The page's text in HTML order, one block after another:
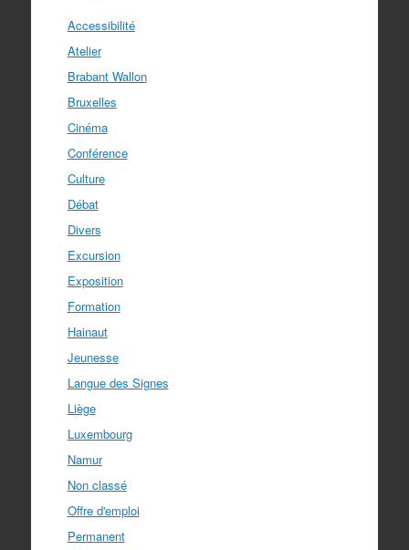
Accessibilité
Atelier
Brabant Wallon
Bruxelles
Cinéma
Conférence
Culture
Débat
Divers
Excursion
Exposition
Formation
Hainaut
Jeunesse
Langue des Signes
Liège
Luxembourg
Namur
Non classé
Offre d'emploi
Permanent